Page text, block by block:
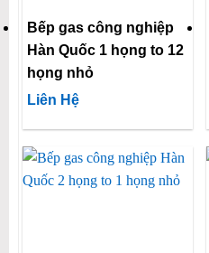
Bếp gas công nghiệp
Hàn Quốc 1 họng to 12
họng nhỏ
Liên Hệ